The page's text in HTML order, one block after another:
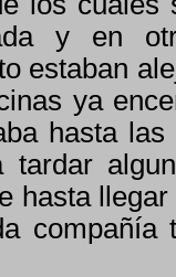
y en
estaban
ya
hasta
tardar
hasta
compañía